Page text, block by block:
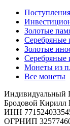
Золотые
Золотые
Серебряные
Монеты из
Все монеты
Индивидуальный
Бродовой Кирилл
ИНН
ОГРНИП